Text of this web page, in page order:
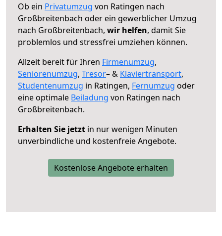
Ob ein Privatumzug von Ratingen nach
Großbreitenbach oder ein gewerblicher Umzug
nach Großbreitenbach, wir helfen, damit Sie
problemlos und stressfrei umziehen können.
Allzeit bereit für Ihren Firmenumzug,
Seniorenumzug, Tresor– & Klaviertransport,
Studentenumzug in Ratingen, Fernumzug oder
eine optimale Beiladung von Ratingen nach
Großbreitenbach.
Erhalten Sie jetzt in nur wenigen Minuten
unverbindliche und kostenfreie Angebote.
Kostenlose Angebote erhalten